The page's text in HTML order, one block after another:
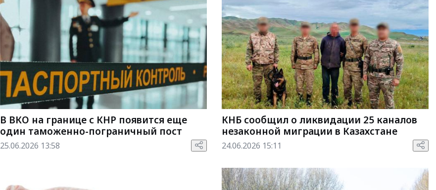
В ВКО на границе с КНР появится еще
один таможенно-пограничный пост
25.06.2026 13:58
КНБ сообщил о ликвидации 25 каналов
незаконной миграции в Казахстане
24.06.2026 15:11